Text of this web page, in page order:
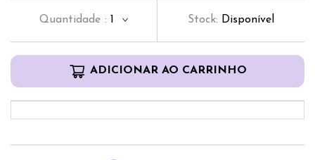
Quantidade : 1 Stock: Disponível
ADICIONAR AO CARRINHO